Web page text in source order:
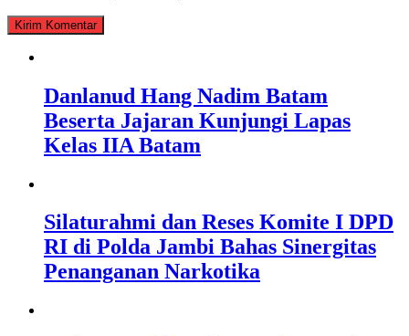
Danlanud Hang Nadim Batam
Beserta Jajaran Kunjungi Lapas
Kelas IIA Batam
Silaturahmi dan Reses Komite I DPD
RI di Polda Jambi Bahas Sinergitas
Penanganan Narkotika